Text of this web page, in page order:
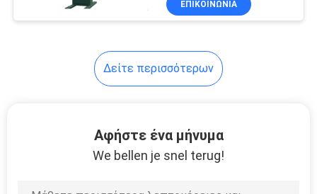
ΕΠΙΚΟΙΝΩΝΊΑ
Δείτε περισσότερων
Αφήστε ένα μήνυμα
We bellen je snel terug!